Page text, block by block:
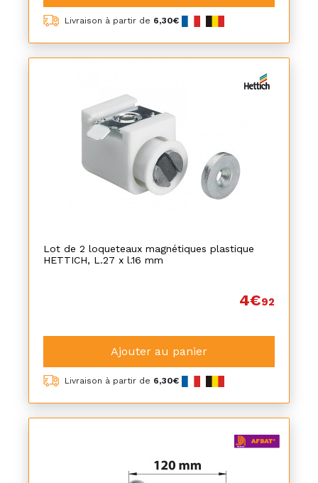
Livraison à partir de 6,30€
Lot de 2 loqueteaux magnétiques plastique
HETTICH, L.27 x l.16 mm
4€92
Ajouter au panier
Livraison à partir de 6,30€